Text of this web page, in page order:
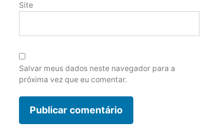
Site
Salvar meus dados neste navegador para a
próxima vez que eu comentar.